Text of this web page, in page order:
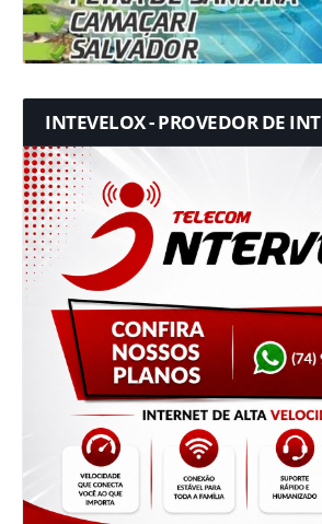
INTEVELOX - PROVEDOR DE